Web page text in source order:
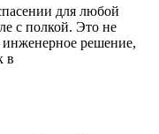
для любой
с полкой. Это не
решение,
в